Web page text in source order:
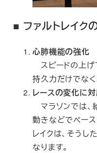
■ ファルトレイク
心肺機能の強化
スピードの上げ
持久力だけでな
レースの変化に
マラソンでは、
動きなどでペー
レイクは、そう
なります。